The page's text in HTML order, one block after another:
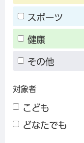
スポーツ
健康
その他
対象者
こども
どなたでも